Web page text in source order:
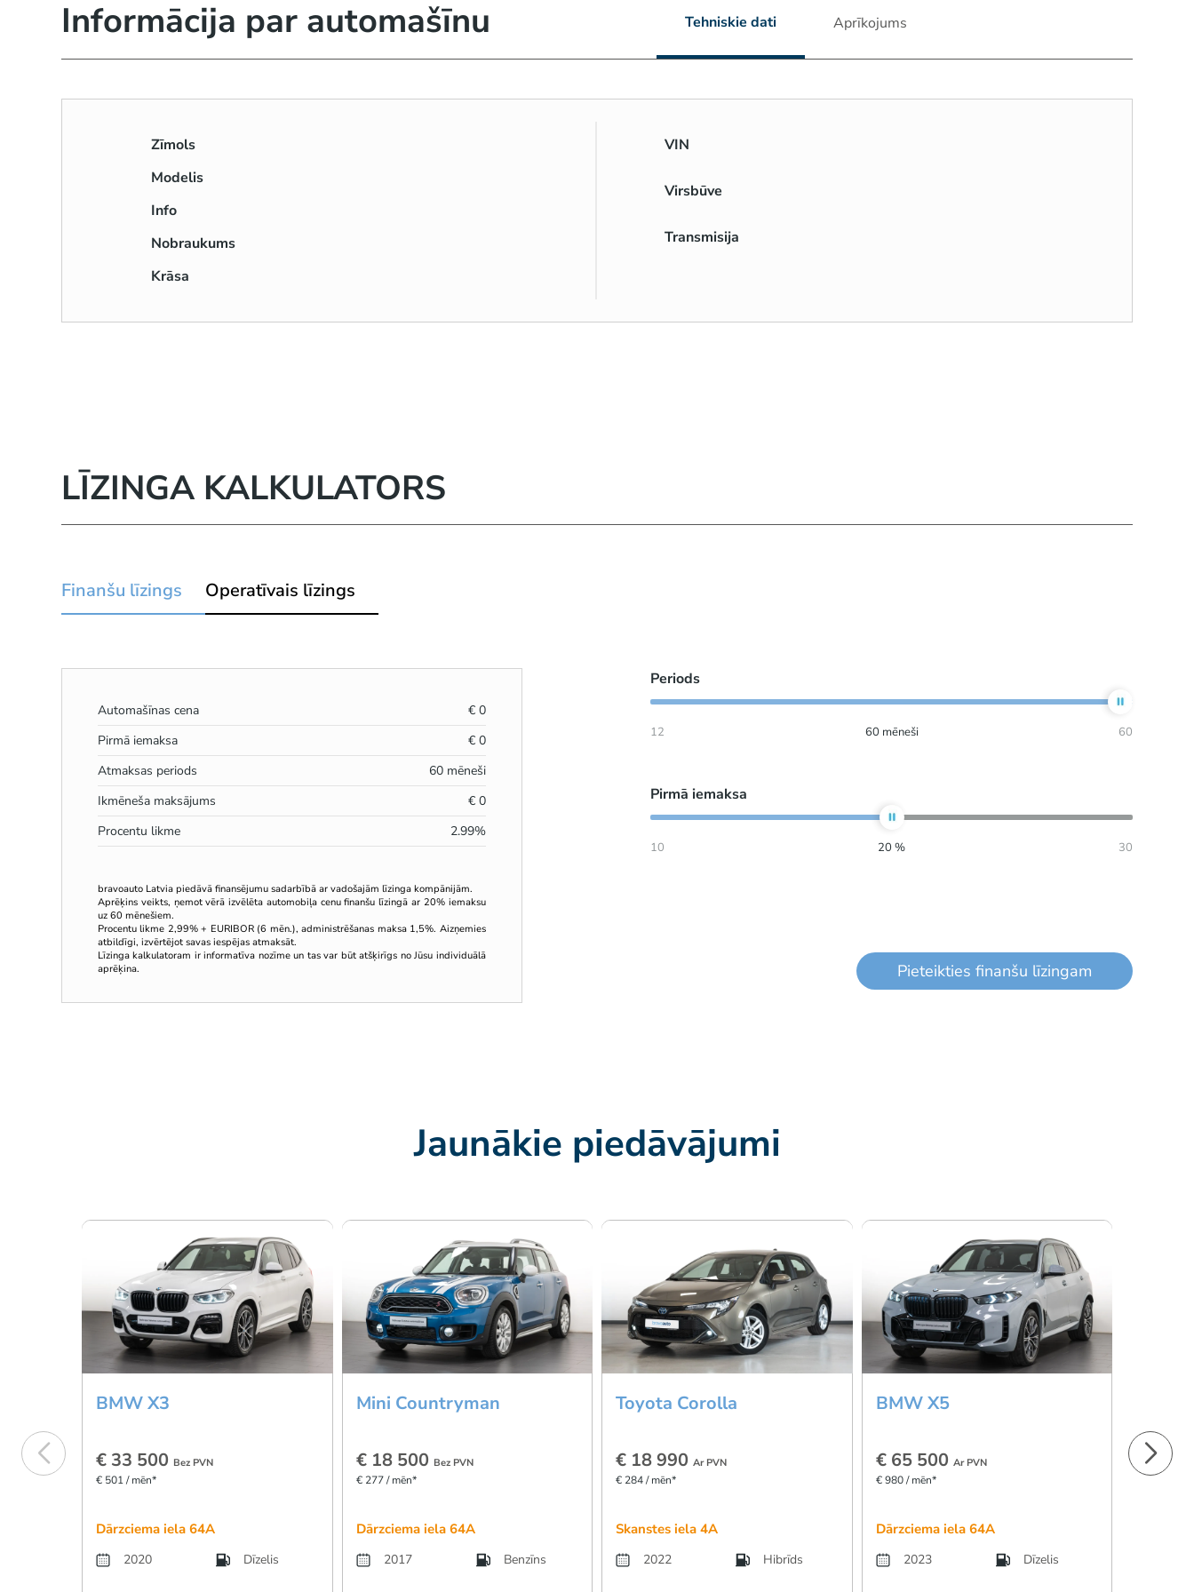
Informācija par automašīnu Tehniskie dati Aprīkojums
Zīmols
Modelis
Info
Nobraukums
Krāsa
VIN
Virsbūve
Transmisija
LĪZINGA KALKULATORS
Finanšu līzings Operatīvais līzings
Automašīnas cena € 0
Pirmā iemaksa
€ 0
Atmaksas periods
60mēneši
Ikmēneša maksājums
€ 0
Procentu likme
2.99%
bravoauto Latvia piedāvā finansējumu sadarbībā ar vadošajām līzinga kompānijām.
Aprēķins veikts, ņemot vērā izvēlēta automobiļa cenu finanšu līzingā ar 20% iemaksu
uz 60 mēnešiem.
Procentu likme 2,99% + EURIBOR (6 mēn.), administrēšanas maksa 1,5%. Aizņemies
atbildīgi, izvērtējot savas iespējas atmaksāt.
Līzinga kalkulatoram ir informatīva nozīme un tas var būt atšķirīgs no Jūsu individuālā
aprēķina.
Periods
12 60 mēneši 60
Pirmā iemaksa
10 20 % 30
Pieteikties finanšu līzingam
Jaunākie piedāvājumi
BMW X3
€ 33 500 Bez PVN
€ 501 / mēn*
Dārzciema iela 64A
2020 Dīzelis
Mini Countryman
€ 18 500 Bez PVN
€ 277 / mēn*
Dārzciema iela 64A
2017 Benzīns
Toyota Corolla
€ 18 990Ar PVN
€ 284 / mēn*
Skanstes iela 4A
2022 Hibrīds
BMW X5
€ 65 500 Ar PVN
€ 980 / mēn*
Dārzciema iela 64A
2023 Dīzelis
€ 23
€ 359 /